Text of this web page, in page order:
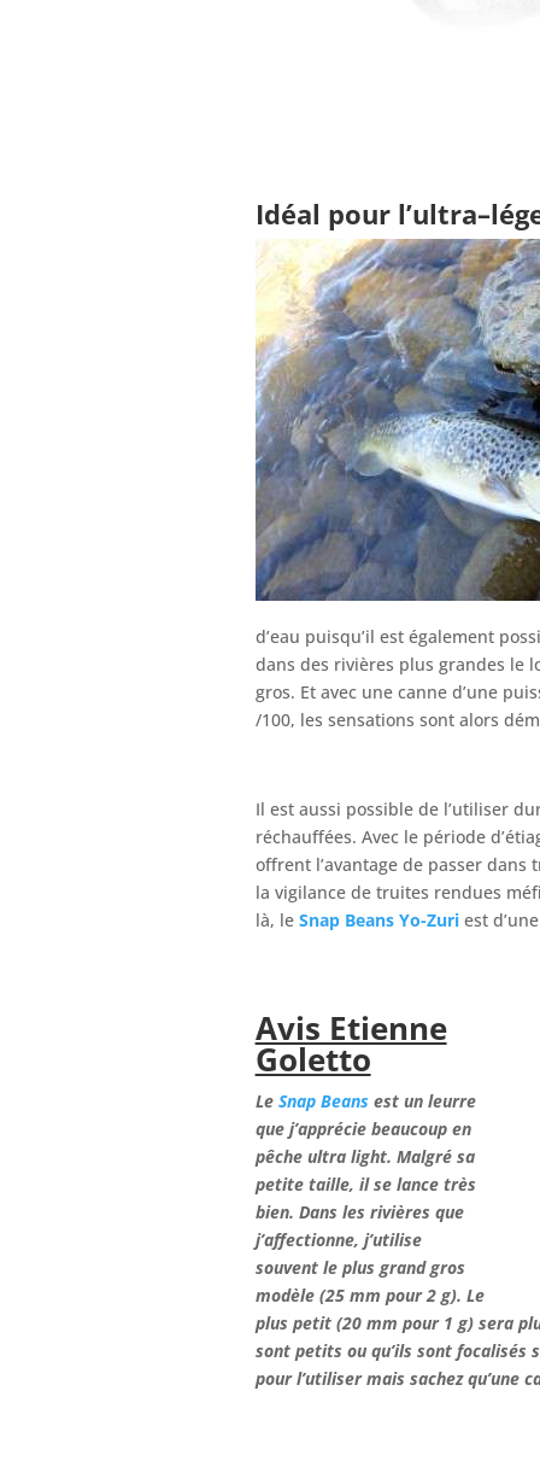
Idéal pour
d’eau puisqu’il est également
dans des rivières plus grandes le
gros. Et avec une canne d’une
/100, les sensations sont alors
Il est aussi possible de l’utiliser
réchauffées. Avec le période
offrent l’avantage de passer dans
la vigilance de truites rendues
là, le Snap Beans Yo-Zuri est
Avis Etienne
Goletto
Le Snap Beans est un leurre
que j’apprécie beaucoup en
pêche ultra light. Malgré sa
petite taille, il se lance très
bien. Dans les rivières que
j’affectionne, j’utilise
souvent le plus grand gros
modèle (25 mm pour 2 g). Le
plus petit (20 mm pour 1 g) sera
sont petits ou qu’ils sont focalisés
pour l’utiliser mais sachez qu’une